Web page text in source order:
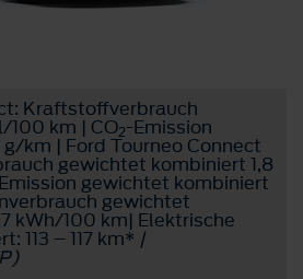
Kraftstoffverbrauch
100 km | CO2-Emission
km | Ford Tourneo Connect
gewichtet kombiniert 1,8
gewichtet kombiniert
gewichtet
kWh/100 km| Elektrische
113 – 117 km* |